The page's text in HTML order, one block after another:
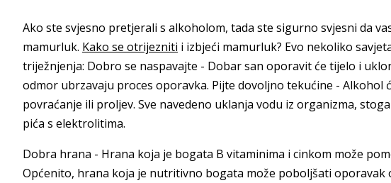
Ako ste svjesno pretjerali s alkoholom, tada ste sigurno svjesni da
mamurluk. Kako se otrijezniti i izbjeći mamurluk? Evo nekoliko
triježnjenja: Dobro se naspavajte - Dobar san oporavit će tijelo i
odmor ubrzavaju proces oporavka. Pijte dovoljno tekućine - Alkohol
povraćanje ili proljev. Sve navedeno uklanja vodu iz organizma,
pića s elektrolitima.
Dobra hrana - Hrana koja je bogata B vitaminima i cinkom može
Općenito, hrana koja je nutritivno bogata može poboljšati oporavak